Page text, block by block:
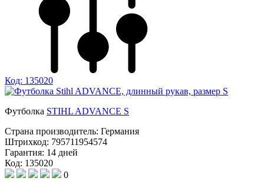
Код: 135020
Футболка STIHL ADVANCE S
Страна производитель: Германия
Штрихкод: 795711954574
Гарантия: 14 дней
Код: 135020
0